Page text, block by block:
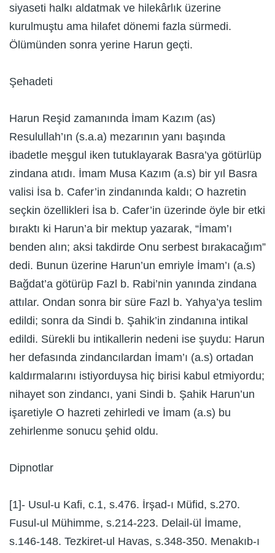
siyaseti halkı aldatmak ve hilekârlık üzerine
kurulmuştu ama hilafet dönemi fazla sürmedi.
Ölümünden sonra yerine Harun geçti.
Şehadeti
Harun Reşid zamanında İmam Kazım (as)
Resulullah’ın (s.a.a) mezarının yanı başında
ibadetle meşgul iken tutuklayarak Basra’ya götürlüp
zindana atıdı. İmam Musa Kazım (a.s) bir yıl Basra
valisi İsa b. Cafer’in zindanında kaldı; O hazretin
seçkin özellikleri İsa b. Cafer’in üzerinde öyle bir etki
bıraktı ki Harun’a bir mektup yazarak, “İmam’ı
benden alın; aksi takdirde Onu serbest bırakacağım”
dedi. Bunun üzerine Harun’un emriyle İmam’ı (a.s)
Bağdat’a götürüp Fazl b. Rabi’nin yanında zindana
attılar. Ondan sonra bir süre Fazl b. Yahya’ya teslim
edildi; sonra da Sindi b. Şahik’in zindanına intikal
edildi. Sürekli bu intikallerin nedeni ise şuydu: Harun
her defasında zindancılardan İmam’ı (a.s) ortadan
kaldırmalarını istiyorduysa hiç birisi kabul etmiyordu;
nihayet son zindancı, yani Sindi b. Şahik Harun’un
işaretiyle O hazreti zehirledi ve İmam (a.s) bu
zehirlenme sonucu şehid oldu.
Dipnotlar
[1]- Usul-u Kafi, c.1, s.476. İrşad-ı Müfid, s.270.
Fusul-ul Mühimme, s.214-223. Delail-ül İmame,
s.146-148. Tezkiret-ul Havas, s.348-350. Menakıb-ı